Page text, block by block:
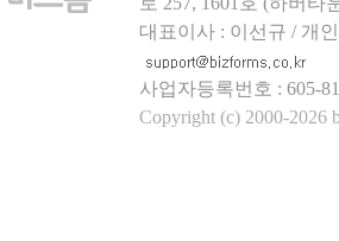
대표이사 : 이선규 / 개
사업자등록번호 : 605-
Copyright (c) 2000-2026